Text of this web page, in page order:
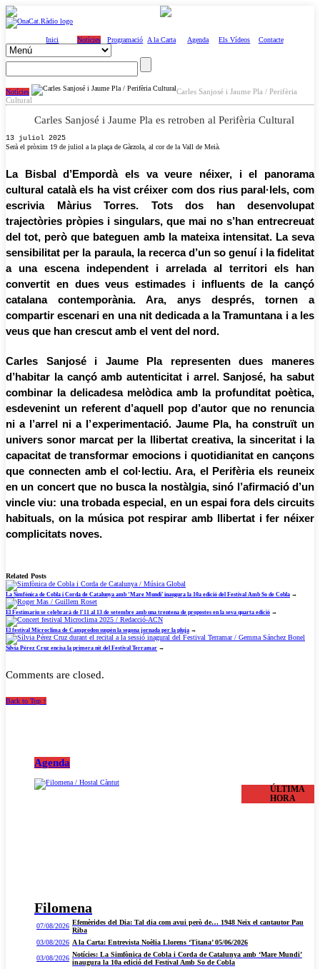
Inici Notícies Programació A la Carta Agenda Els Vídeos Contacte
Notícies
Carles Sanjosé i Jaume Pla / Perifèria
Cultural
Carles Sanjosé i Jaume Pla es retroben al Perifèria Cultural
13 juliol 2025
Serà el pròxim 19 de juliol a la plaça de Gàrzola, al cor de la Vall de Meià.
La Bisbal d’Empordà els va veure néixer, i el panorama
cultural català els ha vist créixer com dos rius paral·lels, com
escrivia Màrius Torres. Tots dos han desenvolupat
trajectòries pròpies i singulars, que mai no s’han entrecreuat
del tot, però que bateguen amb la mateixa intensitat. La seva
sensibilitat per la paraula, la recerca d’un so genuí i la fidelitat
a una escena independent i arrelada al territori els han
convertit en dues veus estimades i influents de la cançó
catalana contemporània. Ara, anys després, tornen a
compartir escenari en una nit dedicada a la Tramuntana i a les
veus que han crescut amb el vent del nord.
Carles Sanjosé i Jaume Pla representen dues maneres
d’habitar la cançó amb autenticitat i arrel. Sanjosé, ha sabut
combinar la delicadesa melòdica amb la profunditat poètica,
esdevenint un referent d’aquell pop d’autor que no renuncia
ni a l’arrel ni a l’experimentació. Jaume Pla, ha construït un
univers sonor marcat per la llibertat creativa, la sinceritat i la
capacitat de transformar emocions i quotidianitat en cançons
que connecten amb el col·lectiu. Ara, el Perifèria els reuneix
en un concert que no busca la nostàlgia, sinó l’afirmació d’un
vincle viu: una trobada especial, en un espai fora dels circuits
habituals, on la música pot respirar amb llibertat i fer néixer
complicitats noves.
Related Posts
La Simfònica de Cobla i Corda de Catalunya amb ‘Mare Mundi’ inaugura la 10a edició del Festival Amb So de Cobla →
El Festimariu se celebrarà de l’11 al 13 de setembre amb una trentena de propostes en la seva quarta edició →
El festival Microclima de Camprodon suspèn la segona jornada per la pluja →
Sílvia Pérez Cruz encisa la primera nit del Festival Terramar →
Comments are closed.
Back to Top ↑
Agenda
Filomena
ÚLTIMA
HORA
07/08/2026 Efemèrides del Dia: Tal dia com avui però de… 1948 Neix el cantautor Pau
Riba
03/08/2026 A la Carta: Entrevista Noèlia Llorens ‘Titana’ 05/06/2026
03/08/2026 Notícies: La Simfònica de Cobla i Corda de Catalunya amb ‘Mare Mundi’
inaugura la 10a edició del Festival Amb So de Cobla